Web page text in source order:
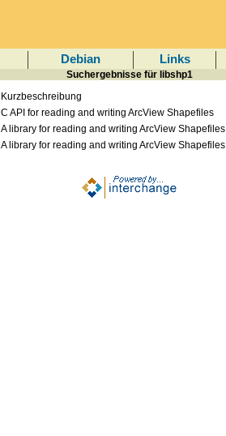
Debian Links
Suchergebnisse für libshp1
Kurzbeschreibung
C API for reading and writing ArcView Shapefiles
A library for reading and writing ArcView Shapefiles
A library for reading and writing ArcView Shapefiles